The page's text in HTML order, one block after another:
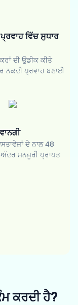
ਵਿੱਚ ਸੁਧਾਰ
ਦੀ ਉਡੀਕ ਕੀਤੇ
ਨਕਦੀ ਪ੍ਰਵਾਹ ਬਣਾਈ
ਦੇ ਨਾਲ 48
ਮਨਜ਼ੂਰੀ ਪ੍ਰਾਪਤ
ਕਰਦੀ ਹੈ?